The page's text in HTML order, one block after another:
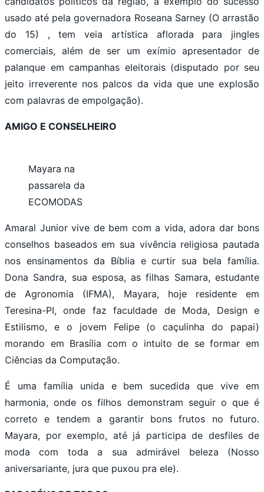
usado até pela governadora Roseana Sarney (O arrastão
do 15) , tem veia artística aflorada para jingles
comerciais, além de ser um exímio apresentador de
palanque em campanhas eleitorais (disputado por seu
jeito irreverente nos palcos da vida que une explosão
com palavras de empolgação).
AMIGO E CONSELHEIRO
Mayara na
passarela da
ECOMODAS
Amaral Junior vive de bem com a vida, adora dar bons
conselhos baseados em sua vivência religiosa pautada
nos ensinamentos da Bíblia e curtir sua bela família.
Dona Sandra, sua esposa, as filhas Samara, estudante
de Agronomia (IFMA), Mayara, hoje residente em
Teresina-PI, onde faz faculdade de Moda, Design e
Estilismo, e o jovem Felipe (o caçulinha do papai)
morando em Brasília com o intuito de se formar em
Ciências da Computação.
É uma família unida e bem sucedida que vive em
harmonia, onde os filhos demonstram seguir o que é
correto e tendem a garantir bons frutos no futuro.
Mayara, por exemplo, até já participa de desfiles de
moda com toda a sua admirável beleza (Nosso
aniversariante, jura que puxou pra ele).